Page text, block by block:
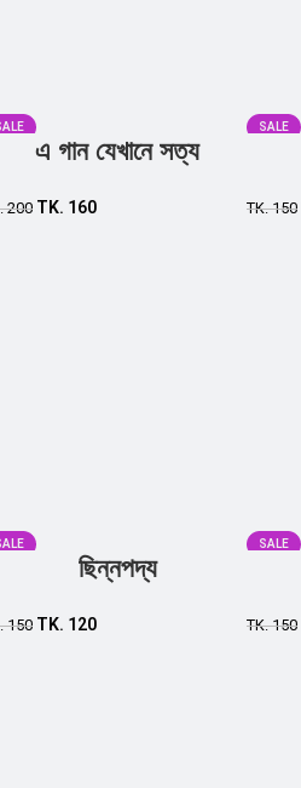
এ গান যেখানে সত্য
200 TK. 160
SALE
TK.150
ছিন্নপদ্য
150 TK. 120
SALE
TK.150